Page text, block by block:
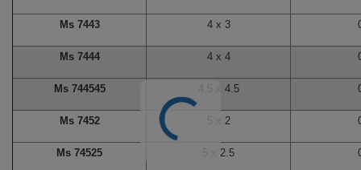
Ms 7443 4 x 3
Ms 7444 4 x 4
Ms 744545 4.5 x 4.5
Ms 7452 5 x 2
Ms 74525 5 x 2.5